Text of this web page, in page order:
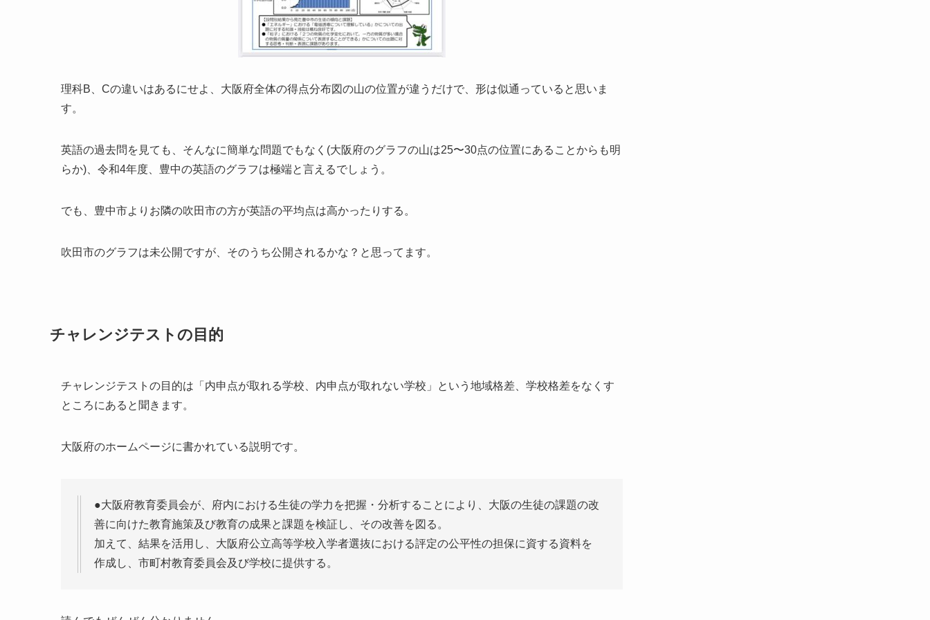
理科B、Cの違いはあるにせよ、大阪府全体の得点分布図の山の位置が違うだけで、形は似通っていると思いま
す。
英語の過去問を見ても、そんなに簡単な問題でもなく(大阪府のグラフの山は25〜30点の位置にあることからも明
らか)、令和4年度、豊中の英語のグラフは極端と言えるでしょう。
でも、豊中市よりお隣の吹田市の方が英語の平均点は高かったりする。
吹田市のグラフは未公開ですが、そのうち公開されるかな？と思ってます。
チャレンジテストの目的
チャレンジテストの目的は「内申点が取れる学校、内申点が取れない学校」という地域格差、学校格差をなくす
ところにあると聞きます。
大阪府のホームページに書かれている説明です。
●大阪府教育委員会が、府内における生徒の学力を把握・分析することにより、大阪の生徒の課題の改
善に向けた教育施策及び教育の成果と課題を検証し、その改善を図る。
加えて、結果を活用し、大阪府公立高等学校入学者選抜における評定の公平性の担保に資する資料を
作成し、市町村教育委員会及び学校に提供する。